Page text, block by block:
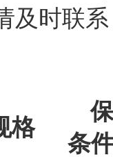
及时联系
格
条